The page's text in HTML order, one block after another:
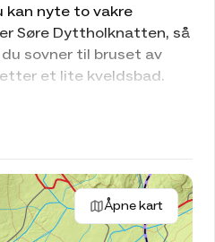
kan nyte to vakre
Søre Dyttholknatten, så
sovner til bruset av
et lite kveldsbad.
6 sengeplasser. I
på hems. Den har
for lading av telefon.
Åpne kart